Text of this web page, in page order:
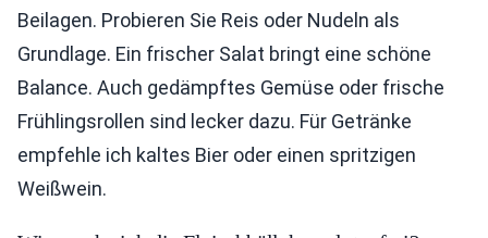
Beilagen. Probieren Sie Reis oder Nudeln als
Grundlage. Ein frischer Salat bringt eine schöne
Balance. Auch gedämpftes Gemüse oder frische
Frühlingsrollen sind lecker dazu. Für Getränke
empfehle ich kaltes Bier oder einen spritzigen
Weißwein.